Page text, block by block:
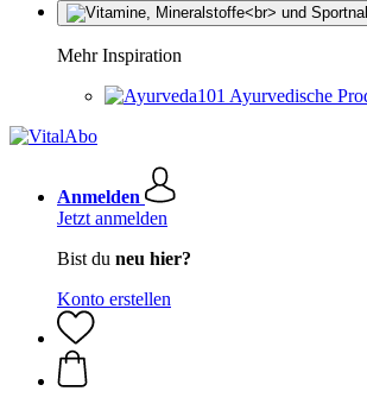
Mehr Inspiration
Ayurvedische
Anmelden
Jetzt anmelden
Bist du neu hier?
Konto erstellen